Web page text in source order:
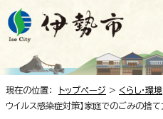
現在の位置： トップページ > くらし・環境
ウイルス感染症対策】家庭でのごみの捨て